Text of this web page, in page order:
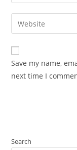
comment
email
address
comment
Enter
your
website
URL
(optional)
Save my name,
next time I
Search